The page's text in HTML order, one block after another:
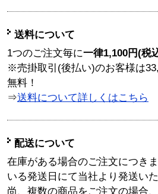
送料について
1つのご注文毎に一律1,100円(税
※売掛取引(後払い)のお客様は
無料！
⇒送料について詳しくはこちら
配送について
在庫がある場合のご注文につき
いる発送日にて当社より発送い
尚、複数の商品をご注文の場合